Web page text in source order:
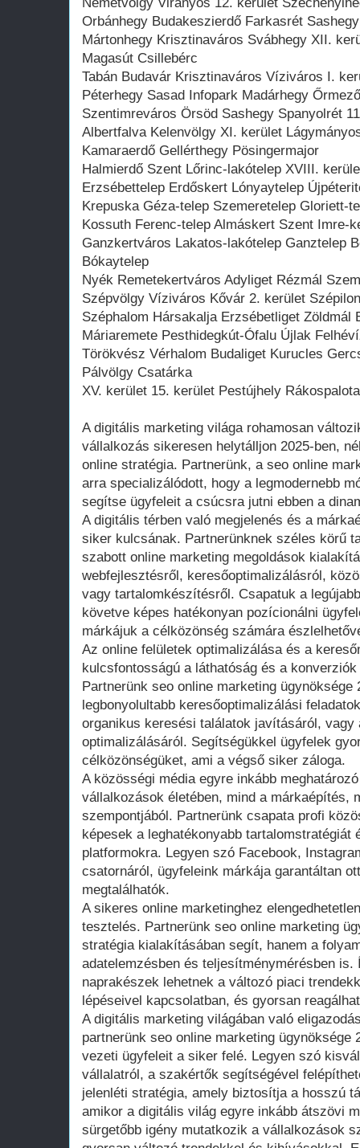
Orbánhegy Budakeszierdő Farkasrét
Mártonhegy Krisztinaváros Svábhegy XII.
Magasút Csillebérc
Tabán Budavár Krisztinaváros Víziváros I.
Péterhegy Sasad Infopark Madárhegy
Szentimreváros Örsöd Sashegy Spanyolrét
Albertfalva Kelenvölgy XI. kerület
Kamaraerdő Gellérthegy Pösingermajor
Halmierdő Szent Lőrinc-lakótelep XVIII.
Erzsébettelep Erdőskert Lónyaytelep
Krepuska Géza-telep Szemeretelep Gloriett-
Kossuth Ferenc-telep Almáskert Szent Imre-
Ganzkertváros Lakatos-lakótelep Ganztelep
Bókaytelep
Nyék Remetekertváros Adyliget Rézmál
Szépvölgy Víziváros Kővár 2. kerület
Széphalom Hársakalja Erzsébetliget Zöldmál
Máriaremete Pesthidegkút-Ófalu Újlak
Törökvész Vérhalom Budaliget Kurucles
Pálvölgy Csatárka
XV. kerület 15. kerület Pestújhely
A digitális marketing világa rohamosan
vállalkozás sikeresen helytálljon 2025-ben,
online stratégia. Partnerünk, a seo online
arra specializálódott, hogy a legmodernebb
segítse ügyfeleit a csúcsra jutni ebben a
A digitális térben való megjelenés és a
siker kulcsának. Partnerünknek széles körű
szabott online marketing megoldások
webfejlesztésről, keresőoptimalizálásról,
vagy tartalomkészítésről. Csapatuk a
követve képes hatékonyan pozícionálni
márkájuk a célközönség számára
Az online felületek optimalizálása és a
kulcsfontosságú a láthatóság és a
Partnerünk seo online marketing ügynöksége
legbonyolultabb keresőoptimalizálási
organikus keresési találatok javításáról,
optimalizálásáról. Segítségükkel ügyfelek
célközönségüket, ami a végső siker záloga.
A közösségi média egyre inkább
vállalkozások életében, mind a márkaépítés,
szempontjából. Partnerünk csapata profi
képesek a leghatékonyabb
platformokra. Legyen szó Facebook,
csatornáról, ügyfeleink márkája garantáltan
megtalálhatók.
A sikeres online marketinghez
tesztelés. Partnerünk seo online marketing
stratégia kialakításában segít, hanem a
adatelemzésben és teljesítménymérésben is.
naprakészek lehetnek a változó piaci
lépéseivel kapcsolatban, és gyorsan
A digitális marketing világában való
partnerünk seo online marketing ügynöksége
vezeti ügyfeleit a siker felé. Legyen szó
vállalatról, a szakértők segítségével
jelenléti stratégia, amely biztosítja a hosszú
amikor a digitális világ egyre inkább átszövi
sürgetőbb igény mutatkozik a vállalkozások